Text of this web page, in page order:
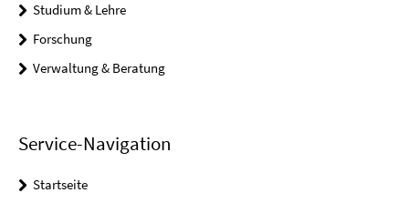
Studium & Lehre
Forschung
Verwaltung & Beratung
Service-Navigation
Startseite